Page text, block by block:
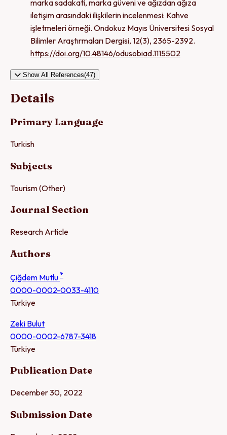
marka sadakati, marka güveni ve ağızdan ağıza
iletişim arasındaki ilişkilerin incelenmesi: Kahve
işletmeleri örneği. Ondokuz Mayıs Üniversitesi Sosyal
Bilimler Araştırmaları Dergisi, 12(3), 2365-2392.
https://doi.org/10.48146/odusobiad.1115502
Show All References(47)
Details
Primary Language
Turkish
Subjects
Tourism (Other)
Journal Section
Research Article
Authors
Çiğdem Mutlu *
0000-0002-0033-4110
Türkiye
Zeki Bulut
0000-0002-6787-3418
Türkiye
Publication Date
December 30, 2022
Submission Date